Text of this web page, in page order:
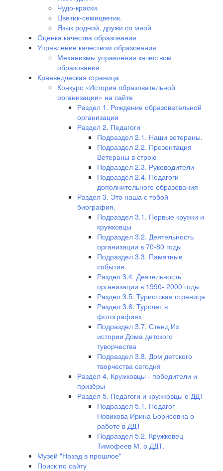
Чудо-краски.
Цветик-семицветик.
Язык родной, дружи со мной
Оценка качества образования
Управление качеством образования
Механизмы управления качеством
образования
Краеведческая страница
Конкурс «История образовательной
организации» на сайте
Раздел 1. Рождение образовательной
организации
Раздел 2. Педагоги
Подраздел 2.1. Наши ветераны.
Подраздел 2.2. Презентация
Ветераны в строю
Подраздел 2.3. Руководители
Подраздел 2.4. Педагоги
дополнительного образования
Раздел 3. Это наша с тобой
биография.
Подраздел 3.1. Первые кружки и
кружковцы
Подраздел 3.2. Деятельность
организации в 70-80 годы
Подраздел 3.3. Памятные
события.
Раздел 3.4. Деятельность
организации в 1990- 2000 годы
Раздел 3.5. Туристская страница
Раздел 3.6. Турслет в
фотографиях
Подраздел 3.7. Стенд Из
истории Дома детского
туворчества
Подраздел 3.8. Дом детского
творчества сегодня
Раздел 4. Кружковцы - победители и
призёры
Раздел 5. Педагоги и кружковцы о ДДТ
Подраздел 5.1. Педагог
Новикова Ирина Борисовна о
работе в ДДТ
Подраздел 5.2. Кружковец
Тимофеев М. о ДДТ.
Музей "Назад в прошлое"
Поиск по сайту